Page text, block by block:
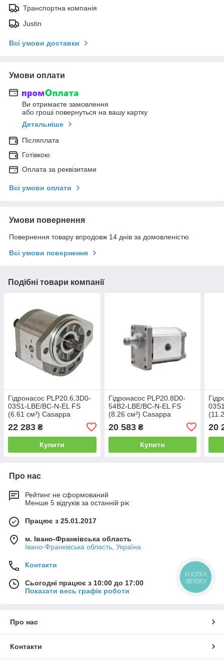
Транспортна компанія
Justin
Всі умови доставки
Умови оплати
Ви отримаєте замовлення
або гроші повернуться на вашу картку
Детальніше
Післяплата
Готівкою
Оплата за реквізитами
Всі умови оплати
Умови повернення
Повернення товару впродовж 14 днів за домовленістю
Всі умови повернення
Подібні товари компанії
Гідронасос PLP20.6,3D0-
03S1-LBE/BC-N-EL FS
(6.61 см³) Casappa
22 283 ₴
Купити
Гідронасос PLP20.8D0-
54B2-LBE/BC-N-EL FS
(8.26 см³) Casappa
20 583₴
Купити
20
Про нас
Рейтинг не сформований
Менше 5 відгуків за останній рік
Працює з 25.01.2017
м. Івано-Франківська область
Івано-Франківська область, Україна
Контакти
Сьогодні працює з 10:00 до 17:00
Показати весь графік роботи
Про нас
Контакти
КНОПКА
ЗВ'ЯЗКУ